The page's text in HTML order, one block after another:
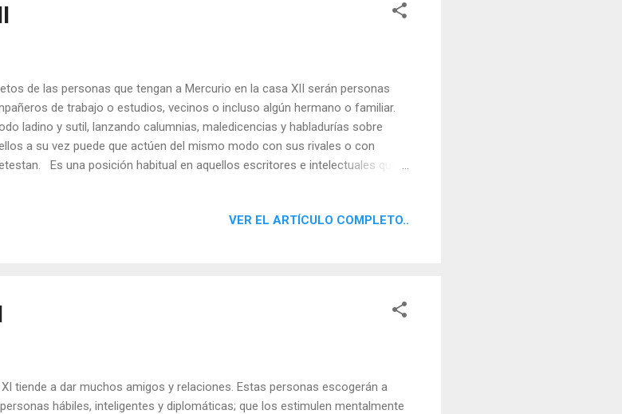
de las personas que tengan a Mercurio en la casa XII serán personas
de trabajo o estudios, vecinos o incluso algún hermano o familiar.
ladino y sutil, lanzando calumnias, maledicencias y habladurías sobre
a su vez puede que actúen del mismo modo con sus rivales o con
Es una posición habitual en aquellos escritores e intelectuales que
comunicación. Estos nativos podrían utilizar su inteligencia para mquinar
VER EL ARTÍCULO COMPLETO..
tiende a dar muchos amigos y relaciones. Estas personas escogerán a
hábiles, inteligentes y diplomáticas; que los estimulen mentalmente